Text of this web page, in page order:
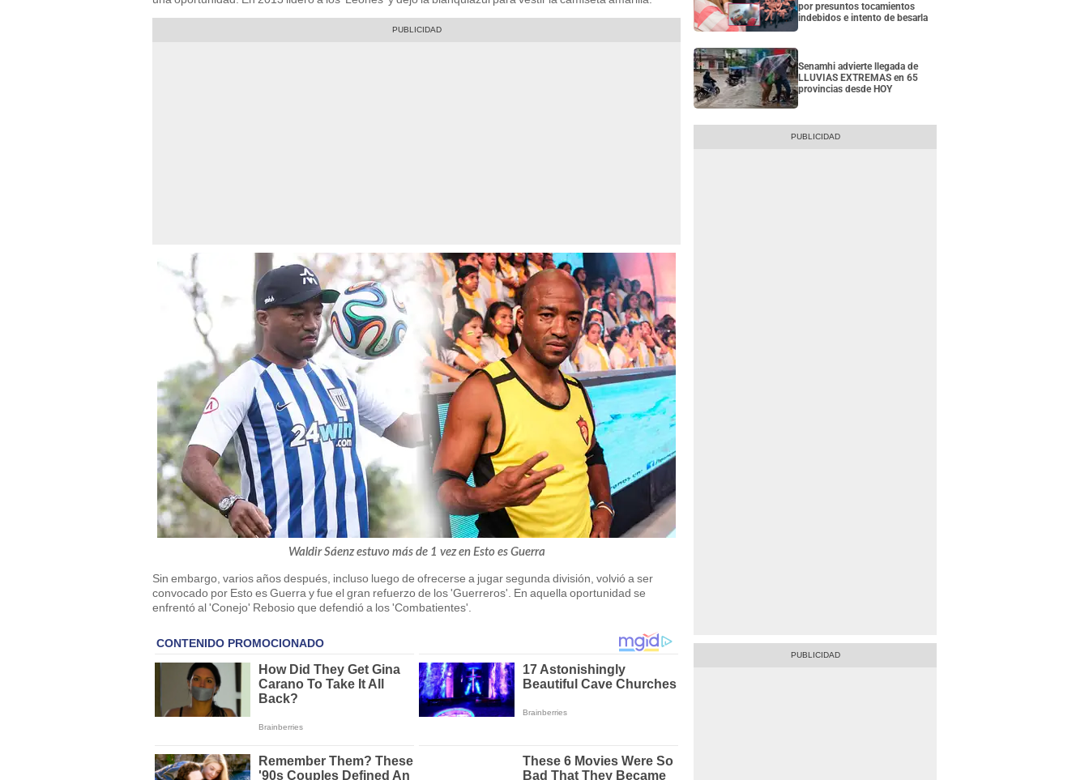
Waldir Sáenz estuvo más de 1 vez en Esto es Guerra
Sin embargo, varios años después, incluso luego de ofrecerse a jugar segunda división, volvió a ser
convocado por Esto es Guerra y fue el gran refuerzo de los 'Guerreros'. En aquella oportunidad se
enfrentó al 'Conejo' Rebosio que defendió a los 'Combatientes'.
por presuntos tocamientos
indebidos e intento de besarla
Senamhi advierte llegada de
LLUVIAS EXTREMAS en 65
provincias desde HOY